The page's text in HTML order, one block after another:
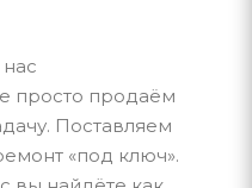
просто продаём
Поставляем
«под ключ».